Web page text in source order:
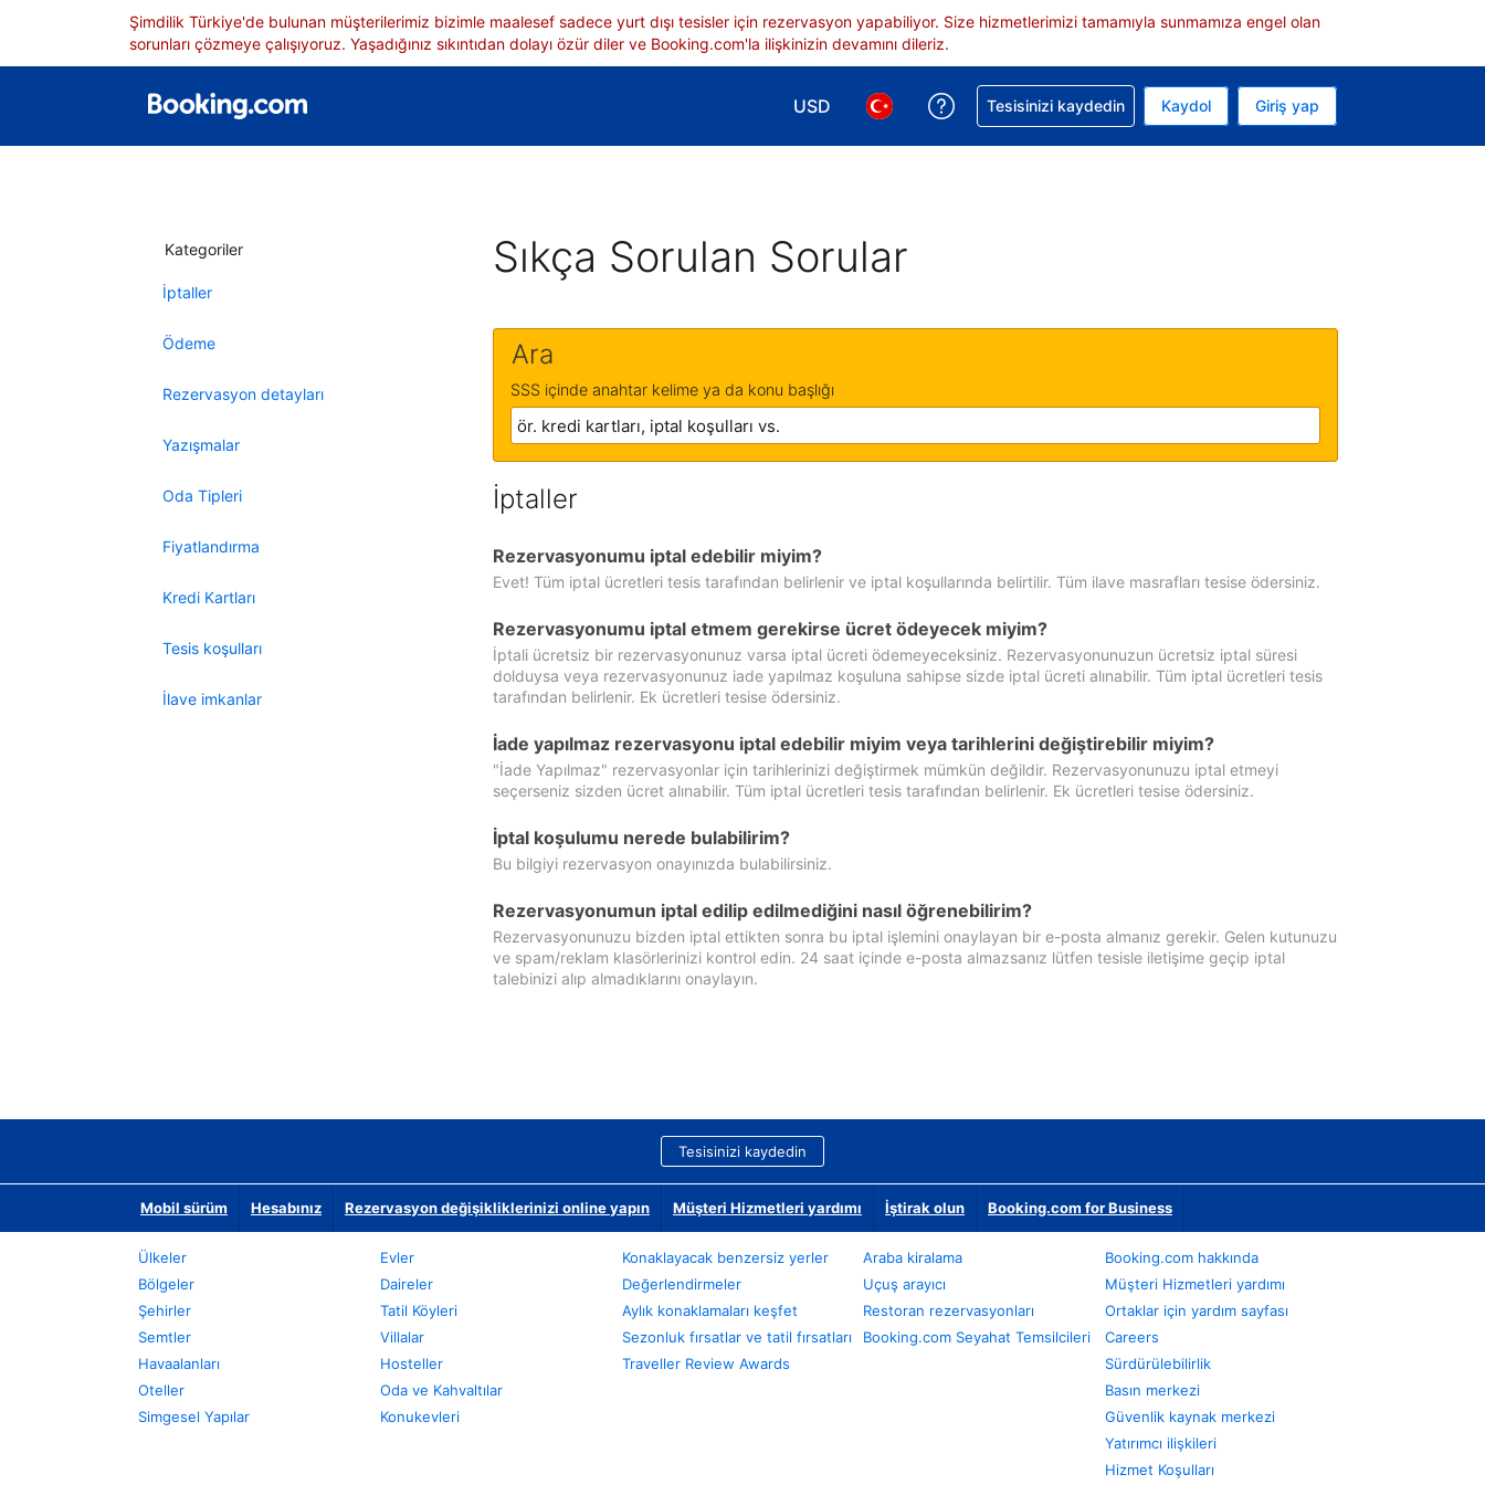
Şimdilik Türkiye'de bulunan müşterilerimiz bizimle maalesef sadece yurt dışı tesisler için rezervasyon yapabiliyor. Size hizmetlerimizi tamamıyla sunmamıza engel olan
sorunları çözmeye çalışıyoruz. Yaşadığınız sıkıntıdan dolayı özür diler ve Booking.com'la ilişkinizin devamını dileriz.
USD
Para birimi seçimi yap. Mevcut para biriminiz ABD doları
Dil seçimi yap. Mevcut diliniz Türkçe
Rezervasyonunuzla ilgili yardım alın
Tesisinizi kaydedin Kaydol Giriş yap
Kategoriler
İptaller
Ödeme
Rezervasyon detayları
Yazışmalar
Oda Tipleri
Fiyatlandırma
Kredi Kartları
Tesis koşulları
İlave imkanlar
Sıkça Sorulan Sorular
Ara
SSS içinde anahtar kelime ya da konu başlığı
İptaller
Rezervasyonumu iptal edebilir miyim?
Evet! Tüm iptal ücretleri tesis tarafından belirlenir ve iptal koşullarında belirtilir. Tüm ilave masrafları tesise ödersiniz.
Rezervasyonumu iptal etmem gerekirse ücret ödeyecek miyim?
İptali ücretsiz bir rezervasyonunuz varsa iptal ücreti ödemeyeceksiniz. Rezervasyonunuzun ücretsiz iptal süresi
dolduysa veya rezervasyonunuz iade yapılmaz koşuluna sahipse sizde iptal ücreti alınabilir. Tüm iptal ücretleri tesis
tarafından belirlenir. Ek ücretleri tesise ödersiniz.
İade yapılmaz rezervasyonu iptal edebilir miyim veya tarihlerini değiştirebilir miyim?
"İade Yapılmaz" rezervasyonlar için tarihlerinizi değiştirmek mümkün değildir. Rezervasyonunuzu iptal etmeyi
seçerseniz sizden ücret alınabilir. Tüm iptal ücretleri tesis tarafından belirlenir. Ek ücretleri tesise ödersiniz.
İptal koşulumu nerede bulabilirim?
Bu bilgiyi rezervasyon onayınızda bulabilirsiniz.
Rezervasyonumun iptal edilip edilmediğini nasıl öğrenebilirim?
Rezervasyonunuzu bizden iptal ettikten sonra bu iptal işlemini onaylayan bir e-posta almanız gerekir. Gelen kutunuzu
ve spam/reklam klasörlerinizi kontrol edin. 24 saat içinde e-posta almazsanız lütfen tesisle iletişime geçip iptal
talebinizi alıp almadıklarını onaylayın.
Tesisinizi kaydedin
Mobil sürüm Hesabınız Rezervasyon değişikliklerinizi online yapın Müşteri Hizmetleri yardımı İştirak olun Booking.com for Business
Ülkeler
Bölgeler
Şehirler
Semtler
Havaalanları
Oteller
Simgesel Yapılar
Evler
Daireler
Tatil Köyleri
Villalar
Hosteller
Oda ve Kahvaltılar
Konukevleri
Konaklayacak benzersiz yerler
Değerlendirmeler
Aylık konaklamaları keşfet
Sezonluk fırsatlar ve tatil fırsatları
Traveller Review Awards
Araba kiralama
Uçuş arayıcı
Restoran rezervasyonları
Booking.com Seyahat Temsilcileri
Booking.com hakkında
Müşteri Hizmetleri yardımı
Ortaklar için yardım sayfası
Careers
Sürdürülebilirlik
Basın merkezi
Güvenlik kaynak merkezi
Yatırımcı ilişkileri
Hizmet Koşulları